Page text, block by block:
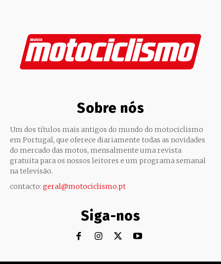
Sobre nós
Um dos títulos mais antigos do mundo do motociclismo
em Portugal, que oferece diariamente todas as novidades
do mercado das motos, mensalmente uma revista
gratuita para os nossos leitores e um programa semanal
na televisão.
contacto: geral@motociclismo.pt
Siga-nos